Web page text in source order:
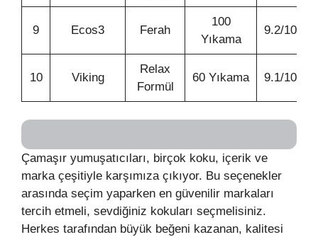
9 Ecos3 Ferah
100
Yıkama
9.2/10
10 Viking
Relax
Formül
60 Yıkama 9.1/10
Çamaşır yumuşatıcıları, birçok koku, içerik ve
marka çeşitiyle karşımıza çıkıyor. Bu seçenekler
arasında seçim yaparken en güvenilir markaları
tercih etmeli, sevdiğiniz kokuları seçmelisiniz.
Herkes tarafından büyük beğeni kazanan, kalitesi